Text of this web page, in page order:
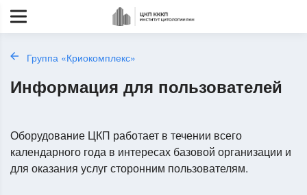
Группа «Криокомплекс»
Информация для пользователей
Оборудование ЦКП работает в течении всего
календарного года в интересах базовой организации и
для оказания услуг сторонним пользователям.